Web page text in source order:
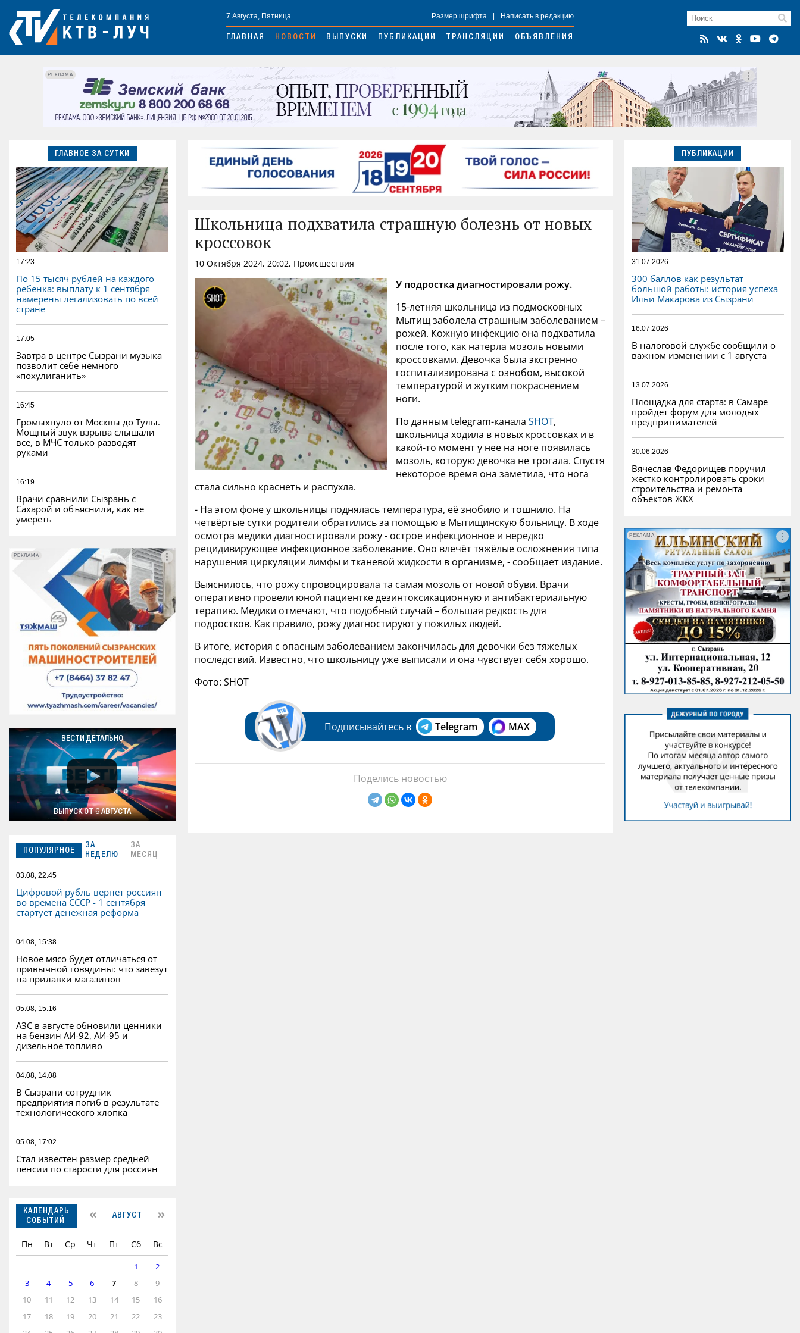
7 Августа, Пятница Размер шрифта Написать в редакцию
ГЛАВНАЯ НОВОСТИ ВЫПУСКИ ПУБЛИКАЦИИ ТРАНСЛЯЦИИ ОБЪЯВЛЕНИЯ
РЕКЛАМА
ГЛАВНОЕ ЗА СУТКИ
17:23
По 15 тысяч рублей на каждого
ребенка: выплату к 1 сентября
намерены легализовать по всей
стране
17:05
Завтра в центре Сызрани музыка
позволит себе немного
«похулиганить»
16:45
Громыхнуло от Москвы до Тулы.
Мощный звук взрыва слышали
все, в МЧС только разводят
руками
16:19
Врачи сравнили Сызрань с
Сахарой и объяснили, как не
умереть
РЕКЛАМА РЕКЛАМА
ВЕСТИ ДЕТАЛЬНО
ВЫПУСК ОТ 6 АВГУСТА
ПОПУЛЯРНОЕ
ЗА
НЕДЕЛЮ
ЗА
МЕСЯЦ
03.08, 22:45
Цифровой рубль вернет россиян
во времена СССР - 1 сентября
стартует денежная реформа
04.08, 15:38
Новое мясо будет отличаться от
привычной говядины: что завезут
на прилавки магазинов
05.08, 15:16
АЗС в августе обновили ценники
на бензин АИ-92, АИ-95 и
дизельное топливо
04.08, 14:08
В Сызрани сотрудник
предприятия погиб в результате
технологического хлопка
05.08, 17:02
Стал известен размер средней
пенсии по старости для россиян
КАЛЕНДАРЬ
СОБЫТИЙ
АВГУСТ
Пн Вт Ср Чт Пт Сб Вс
1
2
3
4 5 6 7 8
9
10
11 12 13 14 15
16
17
18 19 20 21 22
23
Школьница подхватила страшную болезнь от новых
кроссовок
10 Октября 2024, 20:02, Происшествия
У подростка диагностировали рожу.
15-летняя школьница из подмосковных
Мытищ заболела страшным заболеванием –
рожей. Кожную инфекцию она подхватила
после того, как натерла мозоль новыми
кроссовками. Девочка была экстренно
госпитализирована с ознобом, высокой
температурой и жутким покраснением
ноги.
По данным telegram-канала SHOT,
школьница ходила в новых кроссовках и в
какой-то момент у нее на ноге появилась
мозоль, которую девочка не трогала. Спустя
некоторое время она заметила, что нога
стала сильно краснеть и распухла.
- На этом фоне у школьницы поднялась температура, её знобило и тошнило. На
четвёртые сутки родители обратились за помощью в Мытищинскую больницу. В ходе
осмотра медики диагностировали рожу - острое инфекционное и нередко
рецидивирующее инфекционное заболевание. Оно влечёт тяжёлые осложнения типа
нарушения циркуляции лимфы и тканевой жидкости в организме, - сообщает издание.
Выяснилось, что рожу спровоцировала та самая мозоль от новой обуви. Врачи
оперативно провели юной пациентке дезинтоксикационную и антибактериальную
терапию. Медики отмечают, что подобный случай – большая редкость для
подростков. Как правило, рожу диагностируют у пожилых людей.
В итоге, история с опасным заболеванием закончилась для девочки без тяжелых
последствий. Известно, что школьницу уже выписали и она чувствует себя хорошо.
Фото: SHOT
Подписывайтесь в Telegram MAX
Поделись новостью
ПУБЛИКАЦИИ
31.07.2026
300 баллов как результат
большой работы: история успеха
Ильи Макарова из Сызрани
16.07.2026
В налоговой службе сообщили о
важном изменении с 1 августа
13.07.2026
Площадка для старта: в Самаре
пройдет форум для молодых
предпринимателей
30.06.2026
Вячеслав Федорищев поручил
жестко контролировать сроки
строительства и ремонта
объектов ЖКХ
РЕКЛАМА